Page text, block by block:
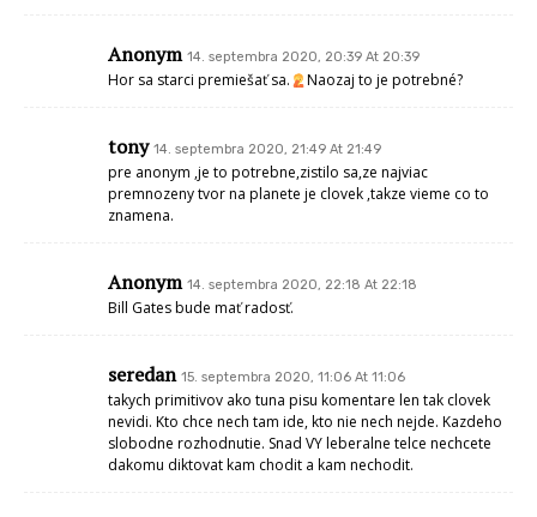
Anonym 14. septembra 2020, 20:39 At 20:39
Hor sa starci premiešať sa. Naozaj to je potrebné?
tony 14. septembra 2020, 21:49 At 21:49
pre anonym ,je to potrebne,zistilo sa,ze najviac
premnozeny tvor na planete je clovek ,takze vieme co to
znamena.
Anonym 14. septembra 2020, 22:18 At 22:18
Bill Gates bude mať radosť.
seredan 15. septembra 2020, 11:06 At 11:06
takych primitivov ako tuna pisu komentare len tak clovek
nevidi. Kto chce nech tam ide, kto nie nech nejde. Kazdeho
slobodne rozhodnutie. Snad VY leberalne telce nechcete
dakomu diktovat kam chodit a kam nechodit.